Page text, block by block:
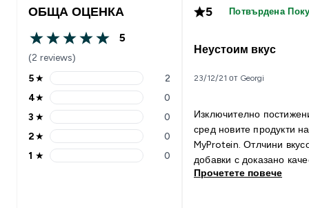
ОБЩА ОЦЕНКА
5 out of 5 stars
5
(2 reviews)
5 stars rating 2 reviews
5★ 2
4 stars rating 0 reviews
4★ 0
3 stars rating 0 reviews
3 ★ 0
2 stars rating 0 reviews
2★ 0
1 stars rating 0 reviews
1 ★ 0
5 Потвърдена
Неустоим вкус
23/12/21 от Georgi
Изключително
сред новите продукти на
MyProtein. Отлчини
добавки с доказано
Прочетете повече